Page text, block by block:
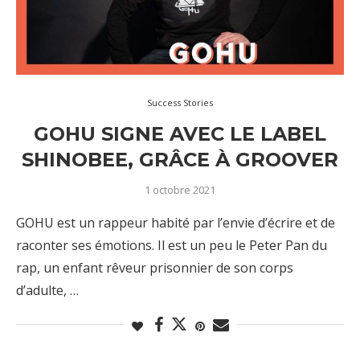
Success Stories
GOHU SIGNE AVEC LE LABEL
SHINOBEE, GRÂCE À GROOVER
1 octobre 2021
GOHU est un rappeur habité par l’envie d’écrire et de
raconter ses émotions. Il est un peu le Peter Pan du
rap, un enfant rêveur prisonnier de son corps
d’adulte, …